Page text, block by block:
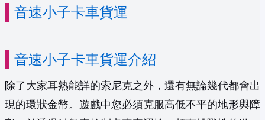
音速小子卡車貨運
音速小子卡車貨運介紹
除了大家耳熟能詳的索尼克之外，還有無論幾代都會出
現的環狀金幣。遊戲中您必須克服高低不平的地形與障